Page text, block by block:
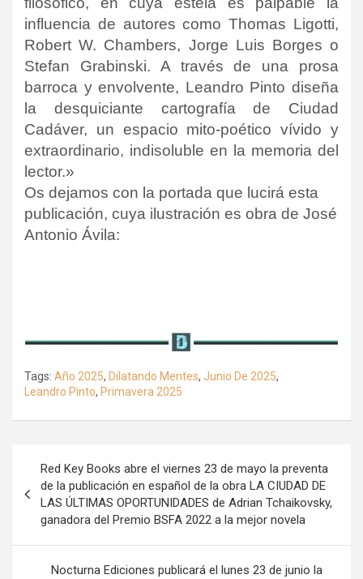
influencia de autores como Thomas Ligotti,
Robert W. Chambers, Jorge Luis Borges o
Stefan Grabinski. A través de una prosa
barroca y envolvente, Leandro Pinto diseña
la desquiciante cartografía de Ciudad
Cadáver, un espacio mito-poético vívido y
extraordinario, indisoluble en la memoria del
lector.»
Os dejamos con la portada que lucirá esta
publicación, cuya ilustración es obra de José
Antonio Ávila:
Tags: Año 2025, Dilatando Mentes, Junio De 2025,
Leandro Pinto, Primavera 2025
entradas
Red Key Books abre el viernes 23 de mayo la preventa
de la publicación en español de la obra LA CIUDAD DE
LAS ÚLTIMAS OPORTUNIDADES de Adrian Tchaikovsky,
ganadora del Premio BSFA 2022 a la mejor novela
Nocturna Ediciones publicará el lunes 23 de junio la